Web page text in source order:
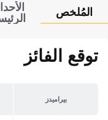
المُلخص
توقع الفائز
بيراميدز